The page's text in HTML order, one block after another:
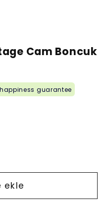
Cam Boncuk
happiness guarantee
ekle